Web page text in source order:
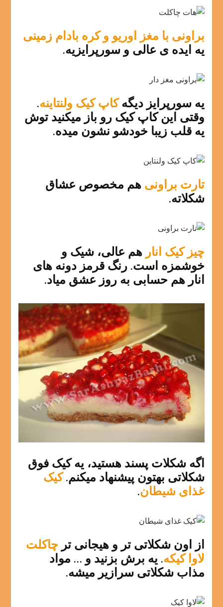
براونی با مغز اوریو و کره بادام زمینی
یه ایده ی عالی و سورپرایزیه.
یه سورپرایز دیگهکاپ کیک ولنتاینه.
وقتی این کاپ کیک رو باز میکنید توش
یه قلب زیبا خودشو نشون میده.
تارت براونی هم مخصوص عشاق
شکلاته.
چیز کیک انار هم عالی، شیک و
خوشمزه است. رنگ قرمز دونه های
انار هم حسابی به روز عشق میاد.
اگه شکلات پسند هستید، یه کیک فوق
شکلاتی بهتون پیشنهاد میکنم.کیک
غذای شیطان.
از اون شکلاتی تر و هیجانی تر چاکلت
لاوا کیکه. یه برش بزنید و … مواد
مذاب شکلاتی سرازیر میشه.